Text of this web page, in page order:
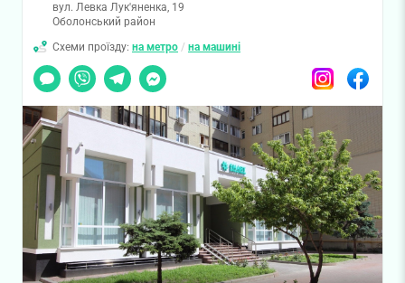
вул. Левка Лук'яненка, 19
Оболонський район
Схеми проїзду: на метро / на машині
Чат
Viber TelegramMessenger InstagramFacebook